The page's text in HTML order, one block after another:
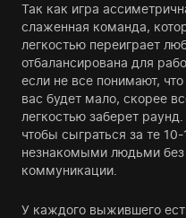
Так как игра
слаженная команда,
легкостью переиграет
отбалансирована для
если не все понимают,
вас будет мало, скорее
легкостью заберет
чтобы сыграться за те
незнакомыми людьми
коммуникации.
У каждого выжившего